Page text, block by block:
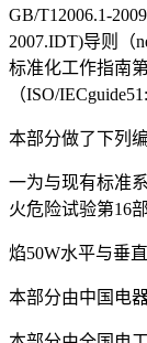
GB/T12006.1-
2007.IDT)导则（
标准化工作指南
（ISO/
本部分做了下列
一为与现有标准
火危险试验第16
焰50W水平与垂
本部分由中国电